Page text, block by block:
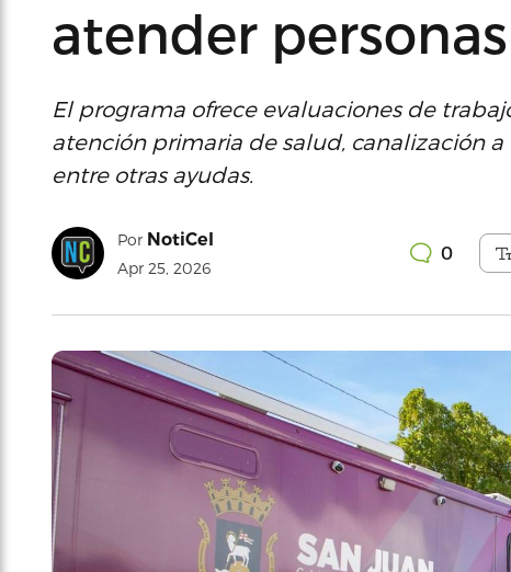
atender
El programa ofrece evaluaciones de
atención primaria de salud, canalización
entre otras ayudas.
Por NotiCel
Apr 25, 2026
0